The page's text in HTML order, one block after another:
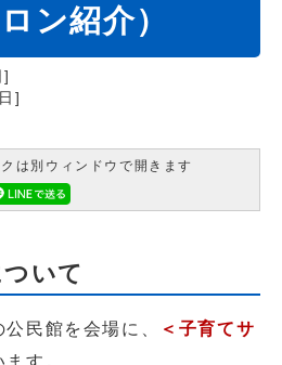
ン紹介）
]
]
は別ウィンドウで開きます
いて
民館を会場に、
＜子育てサ
す。